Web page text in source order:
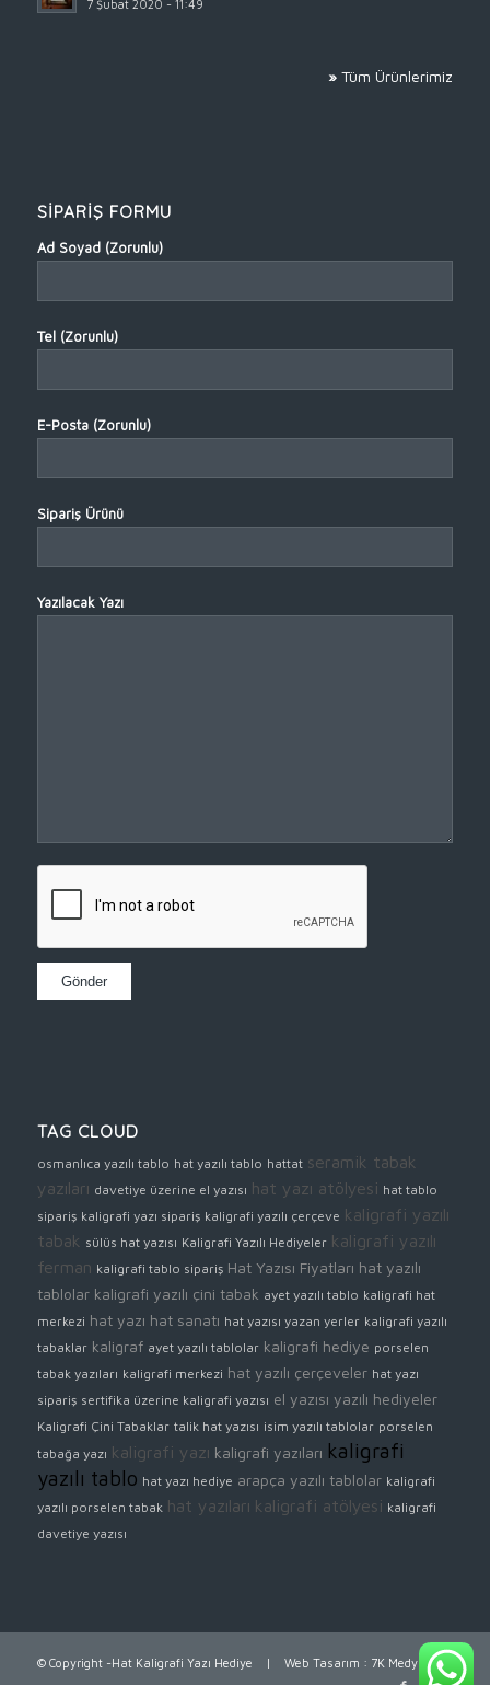
7 Şubat 2020 - 11:49
» Tüm Ürünlerimiz
SİPARİŞ FORMU
Ad Soyad (Zorunlu)
Tel (Zorunlu)
E-Posta (Zorunlu)
Sipariş Ürünü
Yazılacak Yazı
TAG CLOUD
osmanlıca yazılı tablo hat yazılı tablo hattat seramik tabak
yazıları davetiye üzerine el yazısı hat yazı atölyesi hat tablo
sipariş kaligrafi yazı sipariş kaligrafi yazılı çerçeve kaligrafi yazılı
tabak sülüs hat yazısı Kaligrafi Yazılı Hediyeler kaligrafi yazılı
ferman kaligrafi tablo sipariş Hat Yazısı Fiyatları hat yazılı
tablolar kaligrafi yazılı çini tabak ayet yazılı tablo kaligrafi hat
merkezi hat yazı hat sanatı hat yazısı yazan yerler kaligrafi yazılı
tabaklar kaligraf ayet yazılı tablolar kaligrafi hediye porselen
tabak yazıları kaligrafi merkezi hat yazılı çerçeveler hat yazı
sipariş sertifika üzerine kaligrafi yazısı el yazısı yazılı hediyeler
Kaligrafi Çini Tabaklar talik hat yazısı isim yazılı tablolar porselen
tabağa yazı kaligrafi yazı kaligrafi yazıları kaligrafi
yazılı tablo hat yazı hediye arapça yazılı tablolar kaligrafi
yazılı porselen tabak hat yazıları kaligrafi atölyesi kaligrafi
davetiye yazısı
© Copyright -Hat Kaligrafi Yazı Hediye | Web Tasarım : 7K Medya